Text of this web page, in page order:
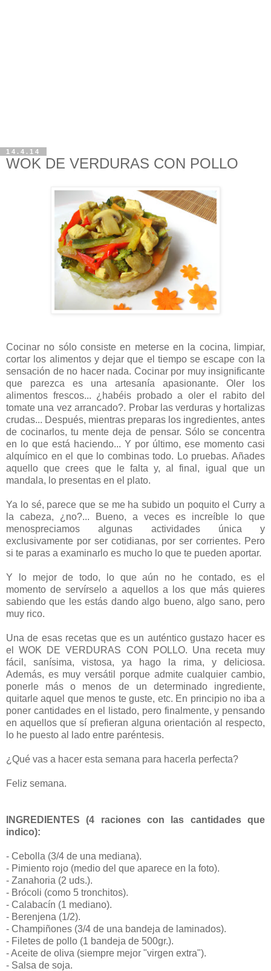
14.4.14
WOK DE VERDURAS CON POLLO
Cocinar no sólo consiste en meterse en la cocina, limpiar,
cortar los alimentos y dejar que el tiempo se escape con la
sensación de no hacer nada. Cocinar por muy insignificante
que parezca es una artesanía apasionante. Oler los
alimentos frescos... ¿habéis probado a oler el rabito del
tomate una vez arrancado?. Probar las verduras y hortalizas
crudas... Después, mientras preparas los ingredientes, antes
de cocinarlos, tu mente deja de pensar. Sólo se concentra
en lo que está haciendo... Y por último, ese momento casi
alquímico en el que lo combinas todo. Lo pruebas. Añades
aquello que crees que le falta y, al final, igual que un
mandala, lo presentas en el plato.
Ya lo sé, parece que se me ha subido un poquito el Curry a
la cabeza, ¿no?... Bueno, a veces es increíble lo que
menospreciamos algunas actividades única y
exclusivamente por ser cotidianas, por ser corrientes. Pero
si te paras a examinarlo es mucho lo que te pueden aportar.
Y lo mejor de todo, lo que aún no he contado, es el
momento de servírselo a aquellos a los que más quieres
sabiendo que les estás dando algo bueno, algo sano, pero
muy rico.
Una de esas recetas que es un auténtico gustazo hacer es
el WOK DE VERDURAS CON POLLO. Una receta muy
fácil, sanísima, vistosa, ya hago la rima, y deliciosa.
Además, es muy versátil porque admite cualquier cambio,
ponerle más o menos de un determinado ingrediente,
quitarle aquel que menos te guste, etc. En principio no iba a
poner cantidades en el listado, pero finalmente, y pensando
en aquellos que sí prefieran alguna orientación al respecto,
lo he puesto al lado entre paréntesis.
¿Qué vas a hacer esta semana para hacerla perfecta?
Feliz semana.
INGREDIENTES (4 raciones con las cantidades que
indico):
- Cebolla (3/4 de una mediana).
- Pimiento rojo (medio del que aparece en la foto).
- Zanahoria (2 uds.).
- Brócoli (como 5 tronchitos).
- Calabacín (1 mediano).
- Berenjena (1/2).
- Champiñones (3/4 de una bandeja de laminados).
- Filetes de pollo (1 bandeja de 500gr.).
- Aceite de oliva (siempre mejor "virgen extra").
- Salsa de soja.